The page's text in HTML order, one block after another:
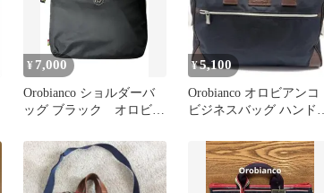
¥ 7,000
Orobianco ショルダーバ
ッグ ブラック オロビア
¥5,100
Orobianco オロビアンコ
ビジネスバッグ ハンドバ